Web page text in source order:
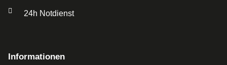
24h Notdienst
Informationen